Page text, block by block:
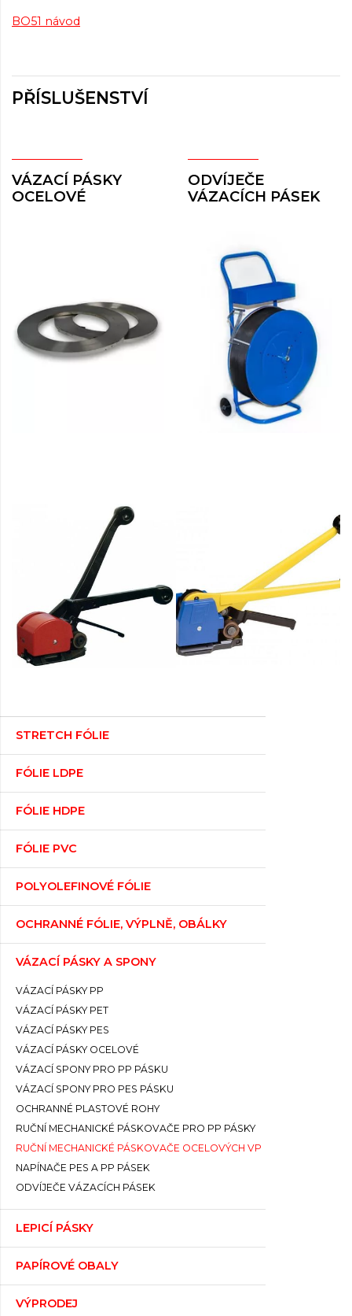
BO51 návod
PŘÍSLUŠENSTVÍ
VÁZACÍ PÁSKY
OCELOVÉ
ODVÍJEČE
VÁZACÍCH PÁSEK
STRETCH FÓLIE
FÓLIE LDPE
FÓLIE HDPE
FÓLIE PVC
POLYOLEFINOVÉ FÓLIE
OCHRANNÉ FÓLIE, VÝPLNĚ, OBÁLKY
VÁZACÍ PÁSKY A SPONY
VÁZACÍ PÁSKY PP
VÁZACÍ PÁSKY PET
VÁZACÍ PÁSKY PES
VÁZACÍ PÁSKY OCELOVÉ
VÁZACÍ SPONY PRO PP PÁSKU
VÁZACÍ SPONY PRO PES PÁSKU
OCHRANNÉ PLASTOVÉ ROHY
RUČNÍ MECHANICKÉ PÁSKOVAČE PRO PP PÁSKY
RUČNÍ MECHANICKÉ PÁSKOVAČE OCELOVÝCH VP
NAPÍNAČE PES A PP PÁSEK
ODVÍJEČE VÁZACÍCH PÁSEK
LEPICÍ PÁSKY
PAPÍROVÉ OBALY
VÝPRODEJ